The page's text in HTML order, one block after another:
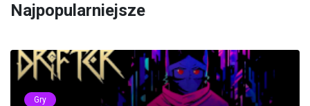
Najpopularniejsze
Gry